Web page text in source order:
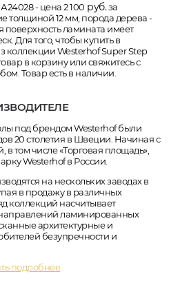
- цена 2 100 руб.за
толщиной 12 мм, порода дерева -
поверхность ламината имеет
Для того, чтобы купить в
коллекции Westerhof Super Step
в корзину или свяжитесь с
Товар есть в наличии.
под брендом Westerhof были
20 столетия в Швеции. Начиная с
в том числе «Торговая площадь»,
Westerhof в России.
на нескольких заводах в
в продажу в различных
коллекций насчитывает
ламинированных
архитектурные и
безупречности и
подробнее